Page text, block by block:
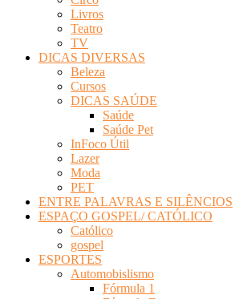
Livros
Teatro
TV
DICAS DIVERSAS
Beleza
Cursos
DICAS SAÚDE
Saúde
Saúde Pet
InFoco Útil
Lazer
Moda
PET
ENTRE PALAVRAS E SILÊNCIOS
ESPAÇO GOSPEL/ CATÓLICO
Católico
gospel
ESPORTES
Automobislismo
Fórmula 1